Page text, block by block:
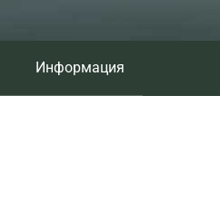
Информация